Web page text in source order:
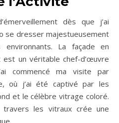
dès que j’ai
se dresser majestueusement
La façade en
un véritable chef-d’œuvre
commencé ma visite par
où j’ai été captivé par les
et le célèbre vitrage coloré.
les vitraux crée une